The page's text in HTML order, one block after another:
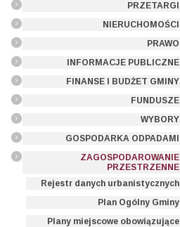
PRZETARGI
NIERUCHOMOŚCI
PRAWO
INFORMACJE PUBLICZNE
FINANSE I BUDŻET GMINY
FUNDUSZE
WYBORY
GOSPODARKA ODPADAMI
ZAGOSPODAROWANIE
PRZESTRZENNE
Rejestr danych urbanistycznych
Plan Ogólny Gminy
Plany miejscowe obowiązujące